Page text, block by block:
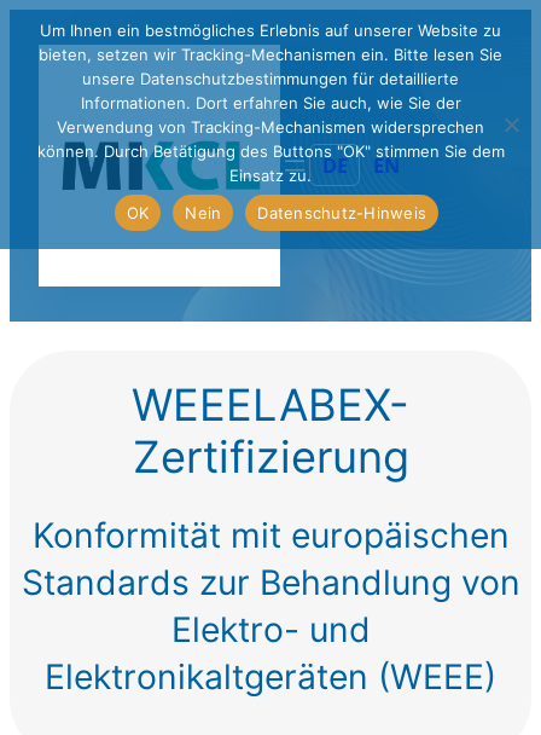
DE EN
WEEELABEX-
Zertifizierung
Konformität mit europäischen
Standards zur Behandlung von
Elektro- und
Elektronikaltgeräten (WEEE)
Um Ihnen ein bestmögliches Erlebnis auf unserer Website zu
bieten, setzen wir Tracking-Mechanismen ein. Bitte lesen Sie
unsere Datenschutzbestimmungen für detaillierte
Informationen. Dort erfahren Sie auch, wie Sie der
Verwendung von Tracking-Mechanismen widersprechen
können. Durch Betätigung des Buttons "OK" stimmen Sie dem
Einsatz zu.
OK
Nein Datenschutz-Hinweis